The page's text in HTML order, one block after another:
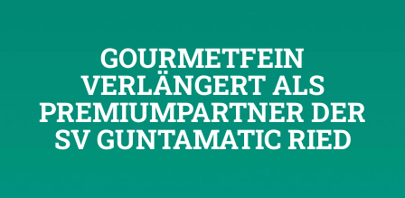
GOURMETFEIN
VERLÄNGERT ALS
PREMIUMPARTNER DER
SV GUNTAMATIC RIED